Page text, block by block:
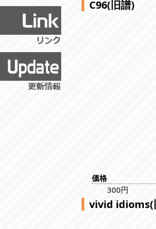
C96(旧譜)
価格
300円
vivid idioms(